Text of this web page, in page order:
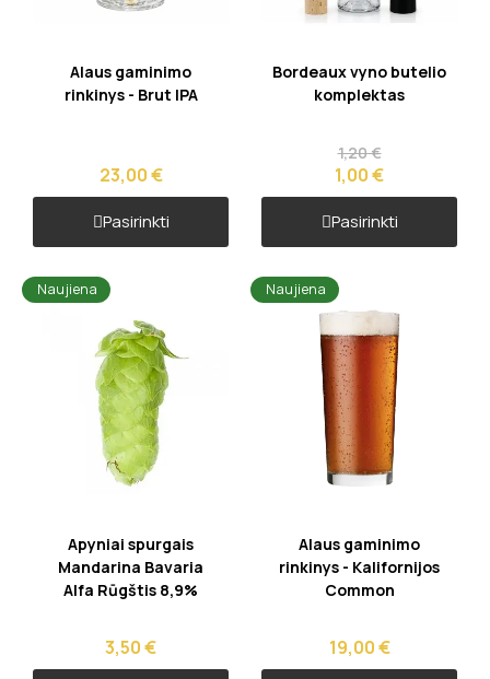
Greita peržiūra
Alaus gaminimo
rinkinys - Brut IPA
23,00 €
Pasirinkti
Greita peržiūra
Bordeaux vyno butelio
komplektas
1,20 €
1,00 €
Pasirinkti
Greita peržiūra
Apyniai spurgais
Mandarina Bavaria
Alfa Rūgštis 8,9%
3,50 €
Naujiena
Greita peržiūra
Alaus gaminimo
rinkinys - Kalifornijos
Common
19,00 €
Naujiena